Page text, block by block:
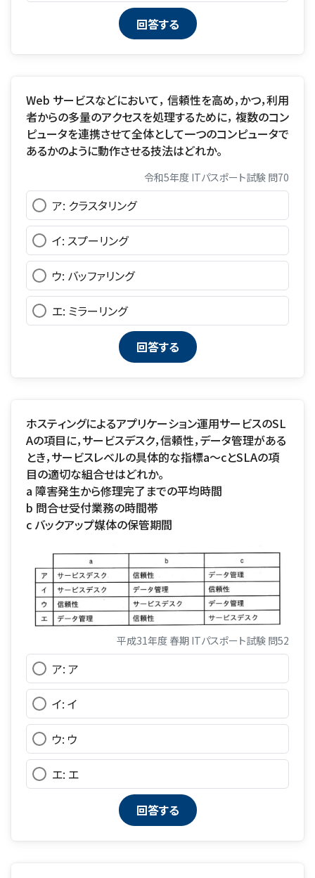
Web サービスなどにおいて， 信頼性を高め，かつ，利用
者からの多量のアクセスを処理するために， 複数のコン
ピュータを連携させて全体として一つのコンピュータで
あるかのように動作させる技法はどれか。
令和5年度 ITパスポート試験 問70
ア: クラスタリング
イ: スプーリング
ウ: バッファリング
エ: ミラーリング
ホスティングによるアプリケーション運用サービスのSL
Aの項目に，サービスデスク，信頼性，データ管理がある
とき，サービスレベルの具体的な指標a～cとSLAの項
目の適切な組合せはどれか。
a 障害発生から修理完了までの平均時間
b 問合せ受付業務の時間帯
c バックアップ媒体の保管期間
平成31年度 春期 ITパスポート試験 問52
ア: ア
イ: イ
ウ: ウ
エ: エ